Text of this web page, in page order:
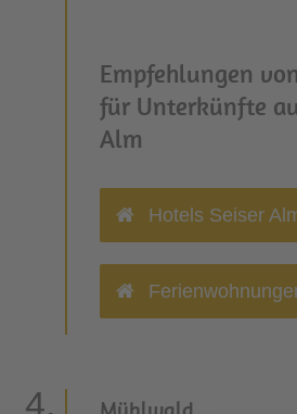
Empfehlungen
für Unterkünfte
Alm
Hotels Seiser